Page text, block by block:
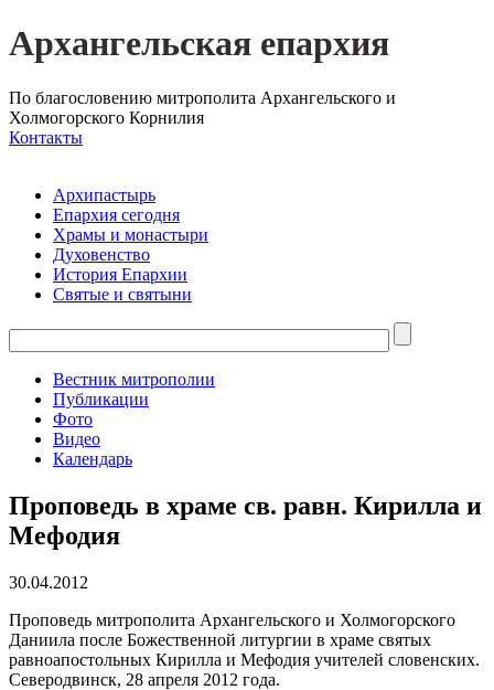
Архангельская епархия
По благословению митрополита Архангельского и
Холмогорского Корнилия
Контакты
Архипастырь
Епархия сегодня
Храмы и монастыри
Духовенство
История Епархии
Святые и святыни
Вестник митрополии
Публикации
Фото
Видео
Календарь
Проповедь в храме св. равн. Кирилла и
Мефодия
30.04.2012
Проповедь митрополита Архангельского и Холмогорского
Даниила после Божественной литургии в храме святых
равноапостольных Кирилла и Мефодия учителей словенских.
Северодвинск, 28 апреля 2012 года.